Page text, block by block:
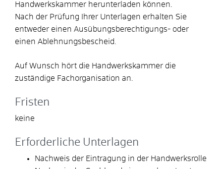
Handwerkskammer herunterladen können.
Nach der Prüfung Ihrer Unterlagen erhalten Sie
entweder einen Ausübungsberechtigungs- oder
einen Ablehnungsbescheid.
Auf Wunsch hört die Handwerkskammer die
zuständige Fachorganisation an.
Fristen
keine
Erforderliche Unterlagen
Nachweis der Eintragung in der Handwerksrolle